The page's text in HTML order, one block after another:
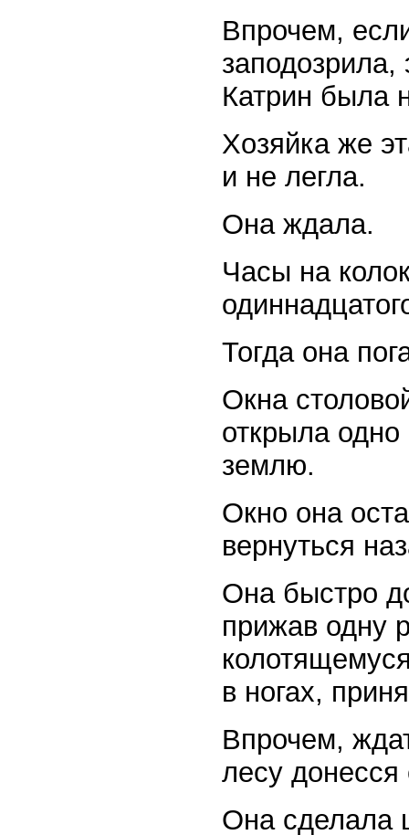
Впрочем,
Катрин была
Хозяйка же
и не легла.
Она ждала.
Часы на
Тогда она
Окна
открыла
землю.
Окно она
вернуться
Она быстро
прижав одну
в ногах,
Впрочем,
лесу донесся
Она сделала